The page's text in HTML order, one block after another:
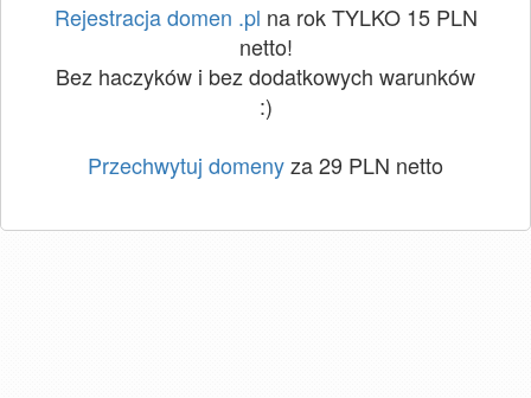
Rejestracja domen .pl na rok TYLKO 15 PLN
netto!
Bez haczyków i bez dodatkowych warunków
:)
Przechwytuj domenyza 29 PLN netto